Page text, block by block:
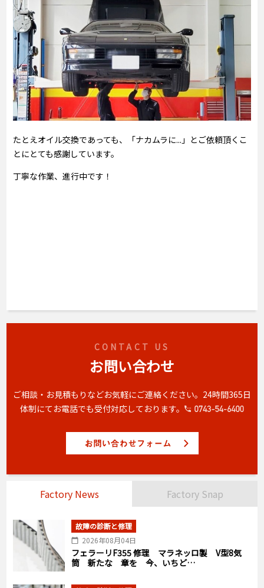
たとえオイル交換であっても、「ナカムラに...」とご依頼頂くこ
とにとても感謝しています。
丁寧な作業、進行中です！
CONTACT US
お問い合わせ
ご相談・お見積もりなどお気軽にご連絡ください。 24時間365日
体制にてお電話でも受付対応しております。
Factory News Factory Snap
故障の診断と修理
2026年08月04日
フェラーリF355 修理 マラネッロ製 V型8気
筒 新たな 章を 今、いちど…